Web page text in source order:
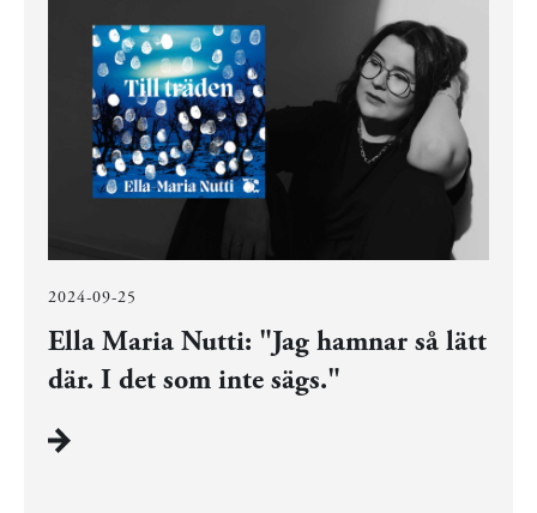
2024-09-25
Ella Maria Nutti: "Jag hamnar så lätt
där. I det som inte sägs."